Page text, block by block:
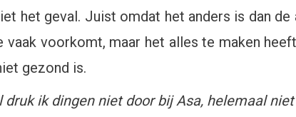
het geval. Juist omdat het anders is dan
vaak voorkomt, maar het alles te maken
gezond is.
druk ik dingen niet door bij Asa, helemaal